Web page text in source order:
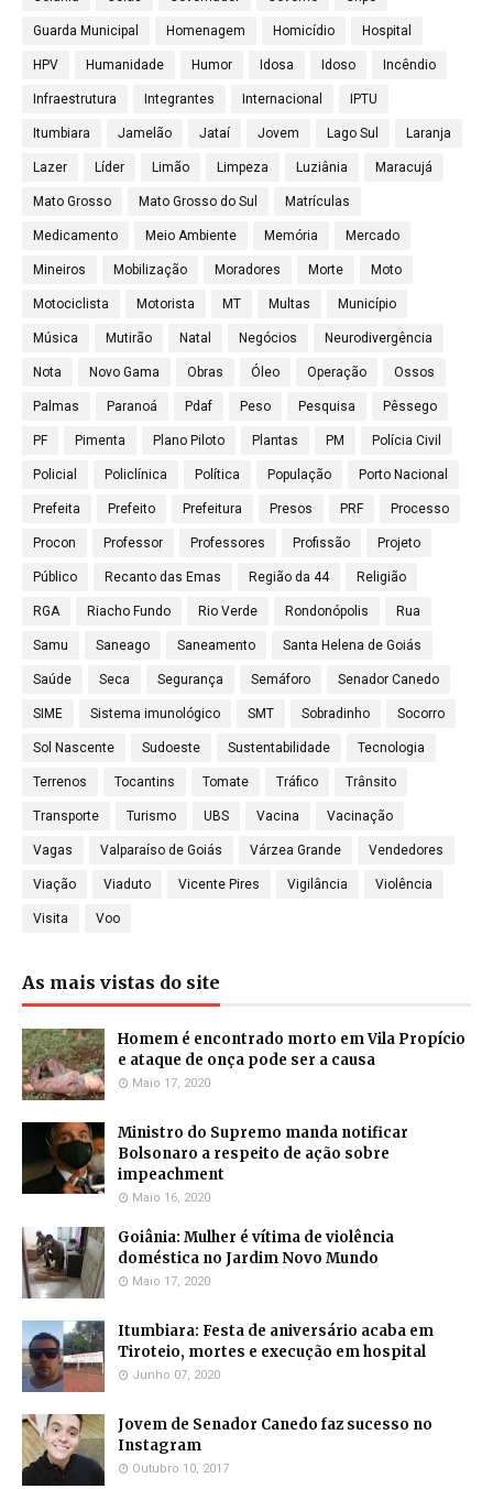
Guarda Municipal Homenagem Homicídio Hospital
HPV Humanidade Humor Idosa Idoso Incêndio
Infraestrutura Integrantes Internacional IPTU
Itumbiara Jamelão Jataí Jovem Lago Sul Laranja
Lazer Líder Limão Limpeza Luziânia Maracujá
Mato Grosso Mato Grosso do Sul Matrículas
Medicamento Meio Ambiente Memória Mercado
Mineiros Mobilização Moradores Morte Moto
Motociclista Motorista MT Multas Município
Música Mutirão Natal Negócios Neurodivergência
Nota Novo Gama Obras Óleo Operação Ossos
Palmas Paranoá Pdaf Peso Pesquisa Pêssego
PF Pimenta Plano Piloto Plantas PM Polícia Civil
Policial Policlínica Política População Porto Nacional
Prefeita Prefeito Prefeitura Presos PRF Processo
Procon Professor Professores Profissão Projeto
Público Recanto das Emas Região da 44 Religião
RGA Riacho Fundo Rio Verde Rondonópolis Rua
Samu Saneago Saneamento Santa Helena de Goiás
Saúde Seca Segurança Semáforo Senador Canedo
SIME Sistema imunológico SMT Sobradinho Socorro
Sol Nascente Sudoeste Sustentabilidade Tecnologia
Terrenos Tocantins Tomate Tráfico Trânsito
Transporte Turismo UBS Vacina Vacinação
Vagas Valparaíso de Goiás Várzea Grande Vendedores
Viação Viaduto Vicente Pires Vigilância Violência
Visita Voo
As mais vistas do site
Homem é encontrado morto em Vila Propício
e ataque de onça pode ser a causa
Maio 17, 2020
Ministro do Supremo manda notificar
Bolsonaro a respeito de ação sobre
impeachment
Maio 16, 2020
Goiânia: Mulher é vítima de violência
doméstica no Jardim Novo Mundo
Maio 17, 2020
Itumbiara: Festa de aniversário acaba em
Tiroteio, mortes e execução em hospital
Junho 07, 2020
Jovem de Senador Canedo faz sucesso no
Instagram
Outubro 10, 2017